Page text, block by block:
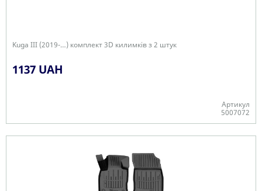
Kuga III (2019-…) комплект 3D килимків з 2 штук
1137 UAH
Артикул
5007072